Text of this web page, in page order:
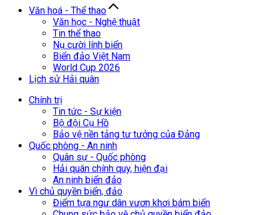
Văn hoá - Thể thao
Văn học - Nghệ thuật
Tin thể thao
Nụ cười lính biển
Biển đảo Việt Nam
World Cup 2026
Lịch sử Hải quân
Chính trị
Tin tức - Sự kiện
Bộ đội Cụ Hồ
Bảo vệ nền tảng tư tưởng của Đảng
Quốc phòng - An ninh
Quân sự - Quốc phòng
Hải quân chính quy, hiện đại
An ninh biển đảo
Vì chủ quyền biển, đảo
Điểm tựa ngư dân vươn khơi bám biển